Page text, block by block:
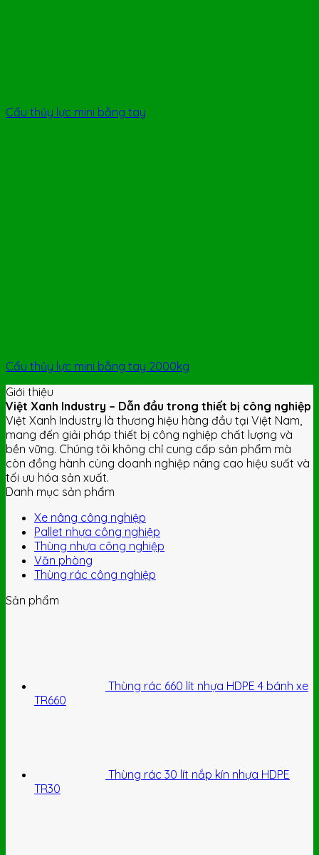
Cẩu thủy lực mini bằng tay
Cẩu thủy lực mini bằng tay 2000kg
Giới thiệu
Việt Xanh Industry – Dẫn đầu trong thiết bị công nghiệp
Việt Xanh Industry là thương hiệu hàng đầu tại Việt Nam,
mang đến giải pháp thiết bị công nghiệp chất lượng và
bền vững. Chúng tôi không chỉ cung cấp sản phẩm mà
còn đồng hành cùng doanh nghiệp nâng cao hiệu suất và
tối ưu hóa sản xuất.
Danh mục sản phẩm
Xe nâng công nghiệp
Pallet nhựa công nghiệp
Thùng nhựa công nghiệp
Văn phòng
Thùng rác công nghiệp
Sản phẩm
Thùng rác 660 lít nhựa HDPE 4 bánh xe
TR660
Thùng rác 30 lít nắp kín nhựa HDPE
TR30